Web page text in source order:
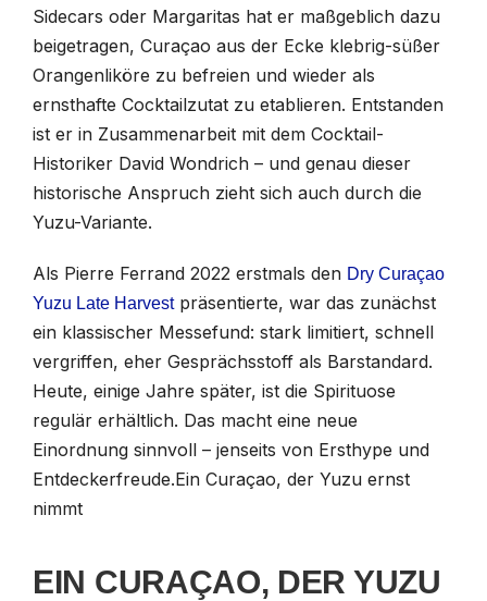
Sidecars oder Margaritas hat er maßgeblich dazu
beigetragen, Curaçao aus der Ecke klebrig-süßer
Orangenliköre zu befreien und wieder als
ernsthafte Cocktailzutat zu etablieren. Entstanden
ist er in Zusammenarbeit mit dem Cocktail-
Historiker David Wondrich – und genau dieser
historische Anspruch zieht sich auch durch die
Yuzu-Variante.
Als Pierre Ferrand 2022 erstmals den Dry Curaçao
Yuzu Late Harvestpräsentierte, war das zunächst
ein klassischer Messefund: stark limitiert, schnell
vergriffen, eher Gesprächsstoff als Barstandard.
Heute, einige Jahre später, ist die Spirituose
regulär erhältlich. Das macht eine neue
Einordnung sinnvoll – jenseits von Ersthype und
Entdeckerfreude.Ein Curaçao, der Yuzu ernst
nimmt
EIN CURAÇAO, DER YUZU